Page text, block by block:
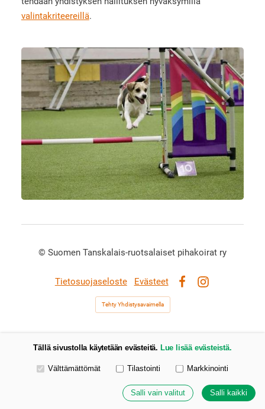
valintakriteereillä.
© Suomen Tanskalais-ruotsalaiset pihakoirat ry
Tietosuojaseloste
Evästeet
Tehty Yhdistysavaimella
Tällä sivustolla käytetään evästeitä. Lue lisää evästeistä.
Valitse käytettävät evästeet
Välttämättömät Tilastointi Markkinointi
Salli vain valitut Salli kaikki